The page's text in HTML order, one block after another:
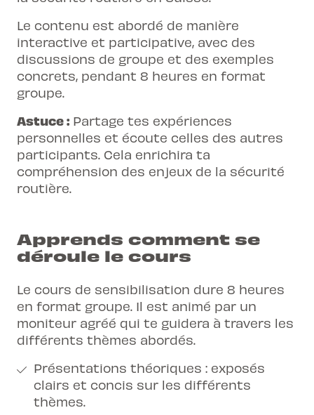
Le contenu est abordé de manière
interactive et participative, avec des
discussions de groupe et des exemples
concrets, pendant 8 heures en format
groupe.
Astuce : Partage tes expériences
personnelles et écoute celles des autres
participants. Cela enrichira ta
compréhension des enjeux de la sécurité
routière.
Apprends comment se
déroule le cours
Le cours de sensibilisation dure 8 heures
en format groupe. Il est animé par un
moniteur agréé qui te guidera à travers les
différents thèmes abordés.
Présentations théoriques : exposés
clairs et concis sur les différents
thèmes.